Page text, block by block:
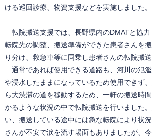
ける巡回診療、物資支援などを実施しました。
転院搬送支援では、長野県内のDMATと協
転院先の調整、搬送準備ができた患者さんを
り分け、救急車等に同乗し患者さんの転院搬送
通常であれば使用できる道路も、河川の氾
や浸水したままになっているため使用できず
ら大渋滞の道を移動するため、一軒の搬送時
かるような状況の中で転院搬送を行いました
い、搬送している途中には急な転院により状
さんが不安で涙を流す場面もありましたが、